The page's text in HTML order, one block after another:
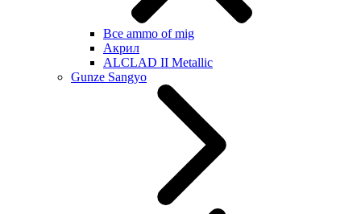
Все ammo of mig
Акрил
ALCLAD II Metallic
Gunze Sangyo